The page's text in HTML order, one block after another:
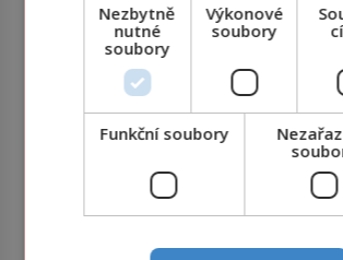
Nezbytně
nutné
soubory
Výkonové
soubory
Funkční soubory